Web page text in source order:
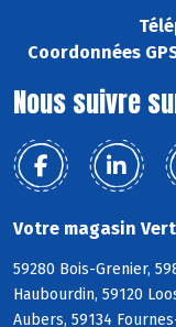
Coordonnées
Nous suivre
Votre magasin
59280 Bois-Grenier,
Haubourdin, 59120
Aubers, 59134